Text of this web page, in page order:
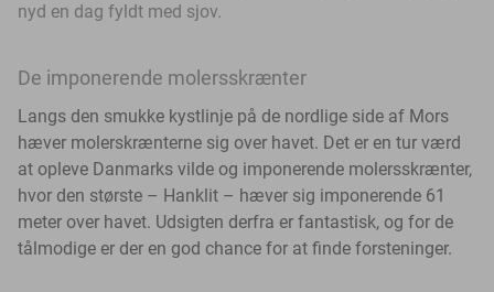
nyd en dag fyldt med sjov.
De imponerende molersskrænter
Langs den smukke kystlinje på de nordlige side af Mors
hæver molerskrænterne sig over havet. Det er en tur værd
at opleve Danmarks vilde og imponerende molersskrænter,
hvor den største – Hanklit – hæver sig imponerende 61
meter over havet. Udsigten derfra er fantastisk, og for de
tålmodige er der en god chance for at finde forsteninger.